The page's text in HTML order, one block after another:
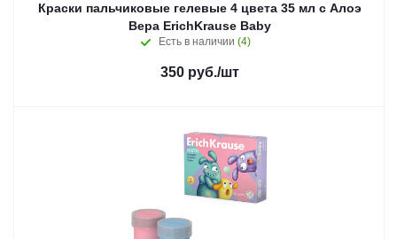
Краски пальчиковые гелевые 4 цвета 35 мл с Алоэ
Вера ErichKrause Baby
Есть в наличии (4)
350руб./шт